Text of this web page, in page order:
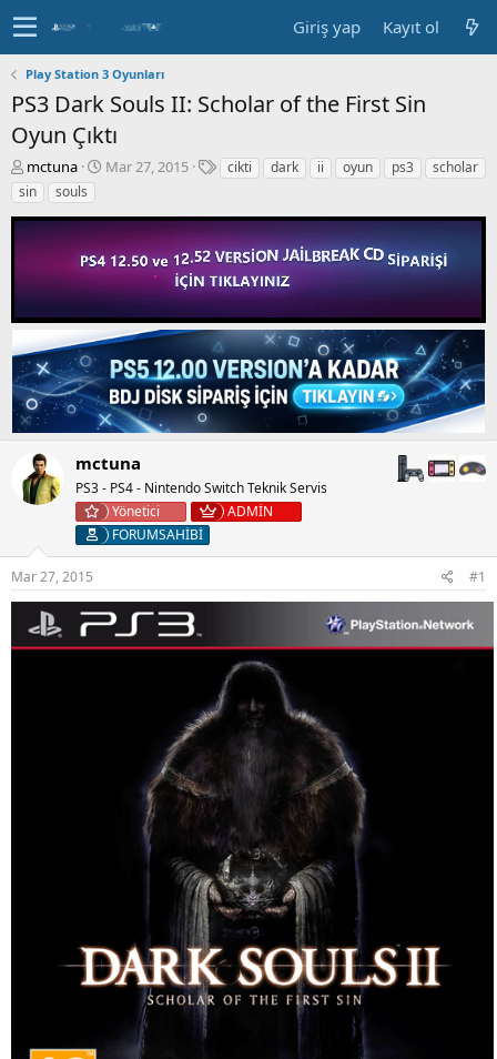
Giriş yap Kayıt ol
Play Station 3 Oyunları
PS3 Dark Souls II: Scholar of the First Sin
Oyun Çıktı
K
o
n
b
u
u
a
ş
l
a
t
a
mctuna
B
l
a
n
g
ç
t
a
r
i
h
Mar 27, 2015
E
k
e
t
l
r
cikti dark ii oyun ps3
scholar
sin
souls
mctuna
PS3 - PS4 - Nintendo Switch Teknik Servis
Yönetici
ADMİN
FORUMSAHİBİ
Mar 27, 2015 #1